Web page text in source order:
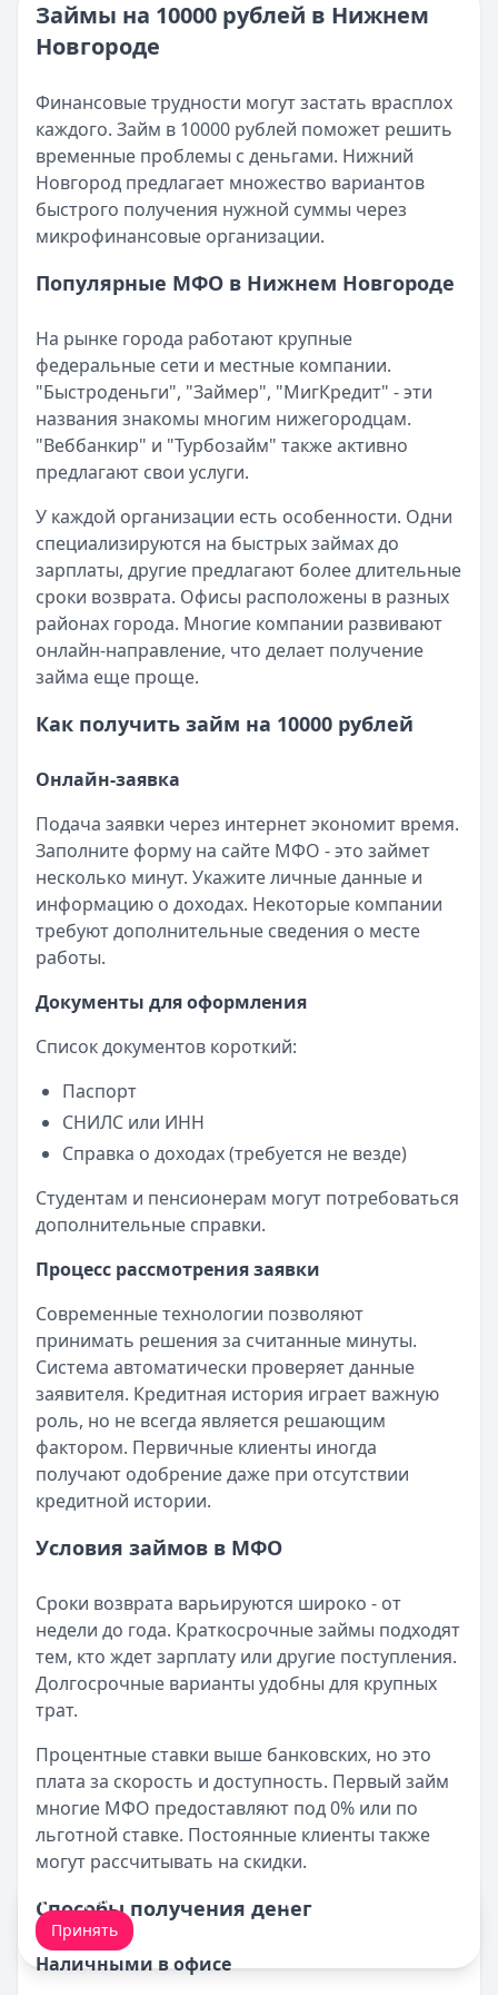
Категория:МФО и микрозаймы
Читать статью
Возврат переплаты в «Займере»: актуальная
Кратко:Разбираем, как вернуть переплату или
Категория:МФО
Читать новость
Срочный микрозайм 15 000 ₽ на карту: свежая
Кратко:Нужны 15 000 рублей на карту прямо сегодня?
Опубликовано:5 декабря 2025 г.
Категория:МФО
Рекордный рост доли клиентов МФО с iPhone: что
Опубликовано:5 декабря 2025 г.
Категория:МФО
Читать новость
57 сервисов микрозаймов через Госуслуги: где
Кратко:Авторизация через Госуслуги ускоряет
Опубликовано:23 ноября 2025 г.
Читать новость
Смс о «одобренном займе» от Bigmani Ru: как
Кратко:Пришло СМС об одобрении займа от Bigmani
Опубликовано:23 ноября 2025 г.
Категория:МФО
Читать новость
Все новости
Займы на 10000 рублей в Нижнем
Новгороде
Финансовые трудности могут застать врасплох
каждого. Займ в 10000 рублей поможет решить
временные проблемы с деньгами. Нижний
Новгород предлагает множество вариантов
быстрого получения нужной суммы через
микрофинансовые организации.
Популярные МФО в Нижнем Новгороде
На рынке города работают крупные
федеральные сети и местные компании.
"Быстроденьги", "Займер", "МигКредит" - эти
названия знакомы многим нижегородцам.
"Веббанкир" и "Турбозайм" также активно
предлагают свои услуги.
У каждой организации есть особенности. Одни
специализируются на быстрых займах до
зарплаты, другие предлагают более длительные
сроки возврата. Офисы расположены в разных
районах города. Многие компании развивают
онлайн-направление, что делает получение
займа еще проще.
Как получить займ на 10000 рублей
Онлайн-заявка
Подача заявки через интернет экономит время.
Заполните форму на сайте МФО - это займет
несколько минут. Укажите личные данные и
информацию о доходах. Некоторые компании
требуют дополнительные сведения о месте
работы.
Документы для оформления
Список документов короткий:
Паспорт
СНИЛС или ИНН
Справка о доходах (требуется не везде)
Студентам и пенсионерам могут потребоваться
дополнительные справки.
Процесс рассмотрения заявки
Современные технологии позволяют
принимать решения за считанные минуты.
Система автоматически проверяет данные
заявителя. Кредитная история играет важную
роль, но не всегда является решающим
фактором. Первичные клиенты иногда
получают одобрение даже при отсутствии
кредитной истории.
Условия займов в МФО
Сроки возврата варьируются широко - от
недели до года. Краткосрочные займы подходят
тем, кто ждет зарплату или другие поступления.
Долгосрочные варианты удобны для крупных
трат.
Процентные ставки выше банковских, но это
плата за скорость и доступность. Первый займ
многие МФО предоставляют под 0% или по
льготной ставке. Постоянные клиенты также
могут рассчитывать на скидки.
Способы получения денег
Наличными в офисе
Мы обрабатываем ваши
Принять